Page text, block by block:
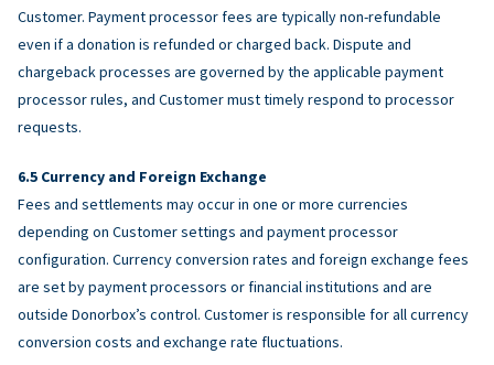
Customer. Payment processor fees are typically non-refundable
even if a donation is refunded or charged back. Dispute and
chargeback processes are governed by the applicable payment
processor rules, and Customer must timely respond to processor
requests.
Currency and Foreign Exchange
Fees and settlements may occur in one or more currencies
depending on Customer settings and payment processor
configuration. Currency conversion rates and foreign exchange fees
are set by payment processors or financial institutions and are
outside Donorbox’s control. Customer is responsible for all currency
conversion costs and exchange rate fluctuations.